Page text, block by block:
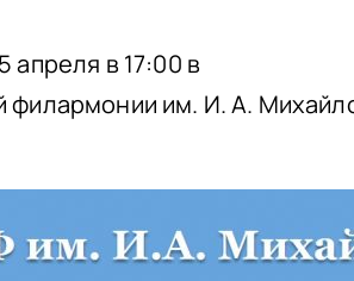
апреля в 17:00 в
филармонии им. И. А.